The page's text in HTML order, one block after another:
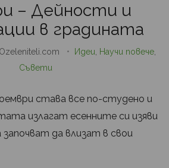
– Дейности и
в градината
Ozeleniteli.com • Идеи, Научи повече,
Съвети
става все по-студено и
излагат есенните си изяви
да влизат в свои